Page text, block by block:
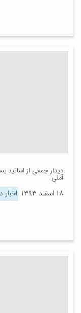
دیدار جمعی از اساتید
آملی
۱۸ اسفند ۱۳۹۳ اخبار